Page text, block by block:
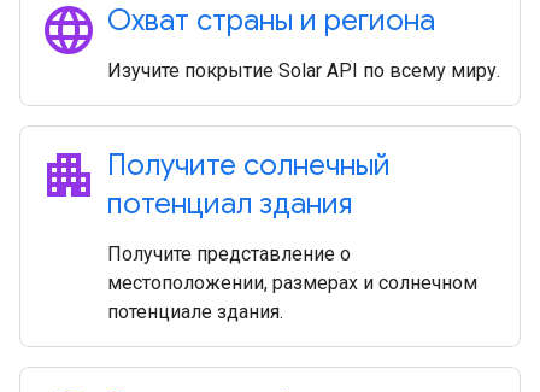
language Охват страны и региона
Изучите покрытие Solar API по всему миру.
apartment Получите солнечный
потенциал здания
Получите представление о
местоположении, размерах и солнечном
потенциале здания.